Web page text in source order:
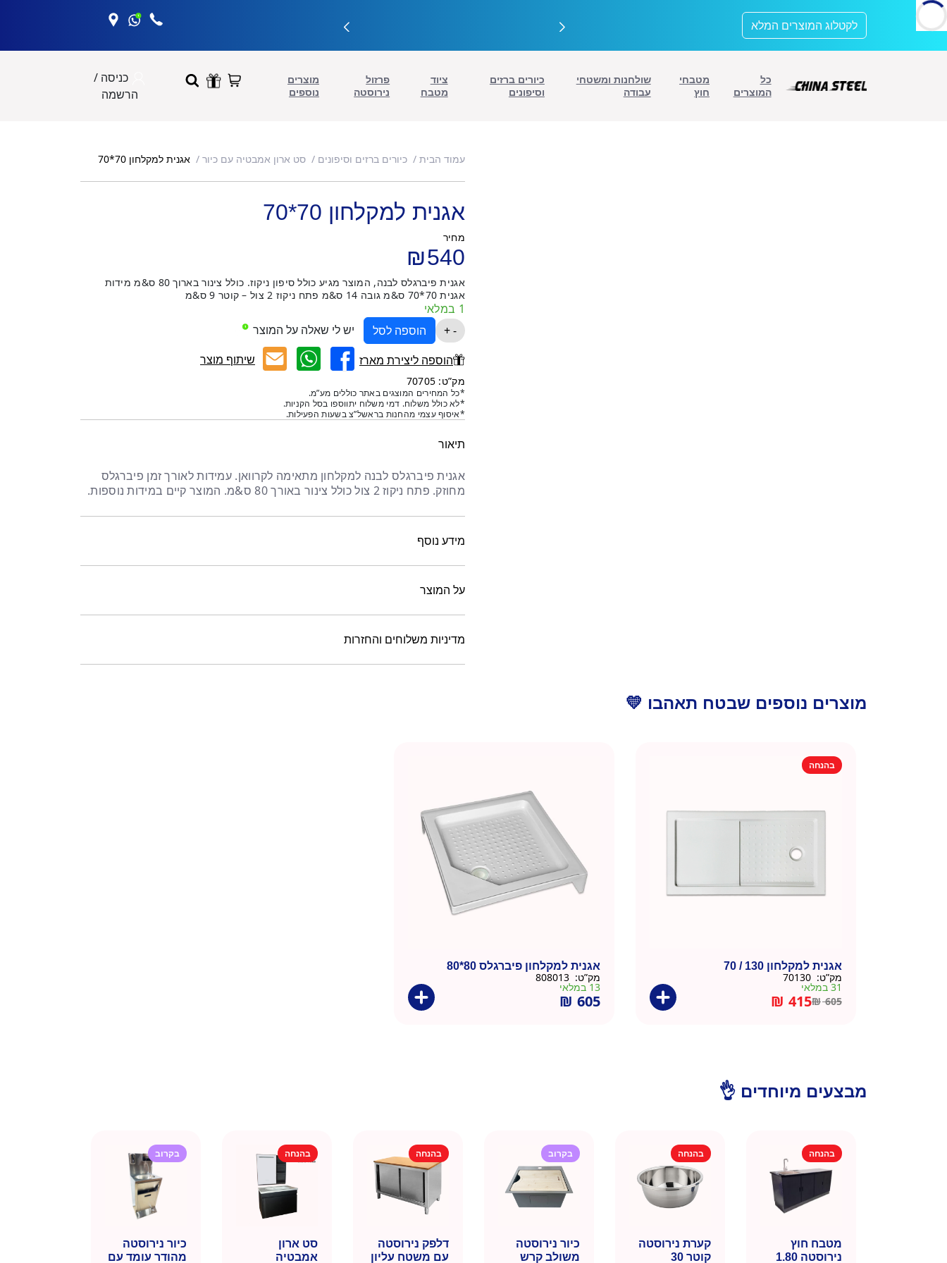
לתוכן
לקטלוג המוצרים המלא
כל
המוצרים
מטבחי
חוץ
שולחנות ומשטחי
עבודה
כיורים ברזים
וסיפונים
ציוד
מטבח
פרזול
נירוסטה
מוצרים
נוספים
כניסה /
הרשמה
עמוד הבית כיורים ברזים וסיפונים סט ארון אמבטיה עם כיור אגנית למקלחון 70*70
אגנית למקלחון 70*70
מחיר
₪540
אגנית פיברגלס לבנה, המוצר מגיע כולל סיפון ניקוז. כולל צינור בארוך 80 ס&מ מידות
אגנית 70*70 ס&מ גובה 14 ס&מ פתח ניקוז 2 צול – קוטר 9 ס&מ
1 במלאי
-כמות
של
אגנית
למקלחון
70*70
+ הוספה לסל
יש לי שאלה על המוצר
הוספה ליצירת מארז
שיתוף מוצר
מק”ט: 70705
*כל המחירים המוצגים באתר כוללים מע”מ.
*לא כולל משלוח. דמי משלוח יתווספו בסל הקניות.
*איסוף עצמי מהחנות בראשל”צ בשעות הפעילות.
תיאור
אגנית פיברגלס לבנה למקלחון מתאימה לקרוואן. עמידות לאורך זמן פיברגלס
מחוזק. פתח ניקוז 2 צול כולל צינור באורך 80 ס&מ. המוצר קיים במידות נוספות.
מידע נוסף
על המוצר
מדיניות משלוחים והחזרות
מוצרים נוספים שבטח תאהבו 💛
בהנחה
אגנית למקלחון 130 / 70
מק”ט:
31 במלאי
₪605
₪ 415
אגנית למקלחון פיברגלס 80*80
מק”ט: 808013
13 במלאי
₪ 605
מבצעים מיוחדים 👌
בהנחה
מטבח חוץ
נירוסטה 1.80
בהנחה
קערת נירוסטה
קוטר 30
בקרוב
כיור נירוסטה
משולב קרש
בהנחה
דלפק נירוסטה
עם משטח עליון
בהנחה
סט ארון
אמבטיה
בקרוב
כיור נירוסטה
מהודר עומד עם